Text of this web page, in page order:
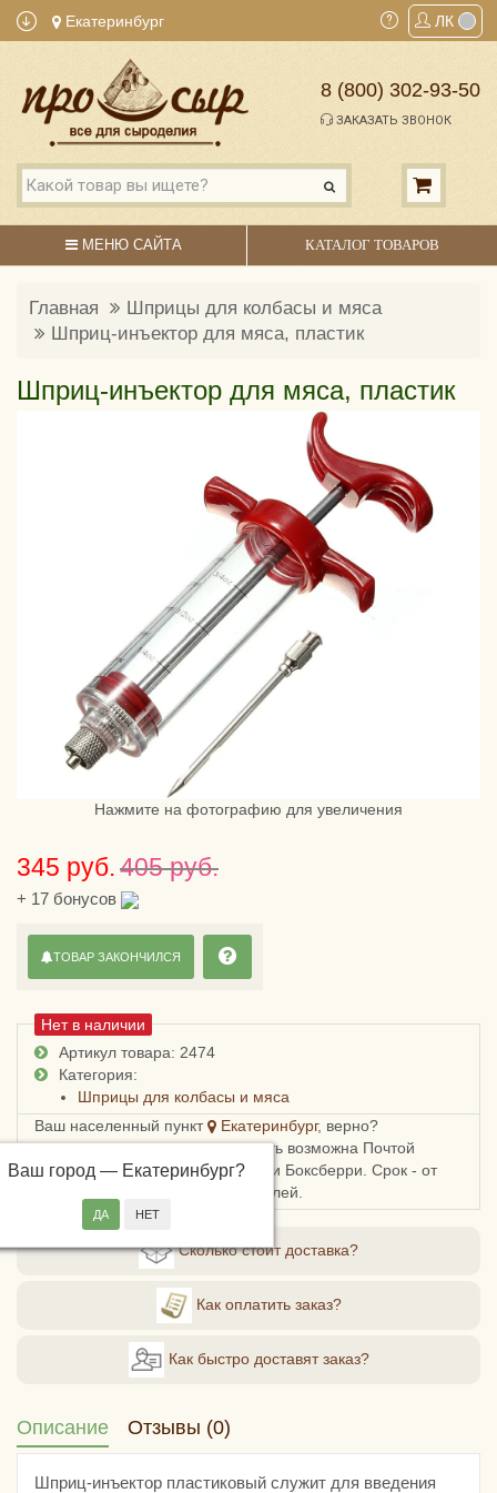
Екатеринбург ЛК
8 (800) 302-93-50
ЗАКАЗАТЬ ЗВОНОК
МЕНЮ САЙТА КАТАЛОГ ТОВАРОВ
Главная
Шприцы для колбасы и мяса
Шприц-инъектор для мяса, пластик
Шприц-инъектор для мяса, пластик
Нажмите на фотографию для увеличения
345 руб.405 руб.
+ 17 бонусов
Нет в наличии
Артикул товара: 2474
Категория:
Шприцы для колбасы и мяса
Ваш населенный пункт
Екатеринбург, верно?
Ваш город — Екатеринбург?
Доставка в Свердловскую область возможна Почтой
России, СДЭКом, Пятерочкой или Боксберри. Срок - от
5ти дней, стоимость - от 209 рублей.
ТОВАР ЗАКОНЧИЛСЯ
Сколько стоит доставка?
Как оплатить заказ?
Как быстро доставят заказ?
Описание Отзывы (0)
Шприц-инъектор пластиковый служит для введения